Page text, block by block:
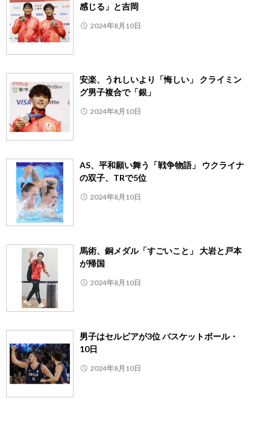
感じる」と吉岡
2024年8月10日
安楽、うれしいより「悔しい」 クライミン
グ男子複合で「銀」
2024年8月10日
AS、平和願い舞う「戦争物語」 ウクライナ
の双子、TRで5位
2024年8月10日
馬術、銅メダル「すごいこと」 大岩と戸本
が帰国
2024年8月10日
男子はセルビアが3位 バスケットボール・
10日
2024年8月10日